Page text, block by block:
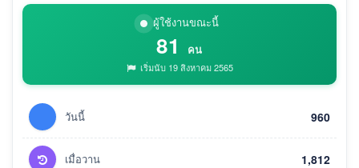
ผู้ใช้งานขณะนี้
81 คน
เริ่มนับ 19 สิงหาคม 2565
วันนี้ 960
เมื่อวาน 1,812